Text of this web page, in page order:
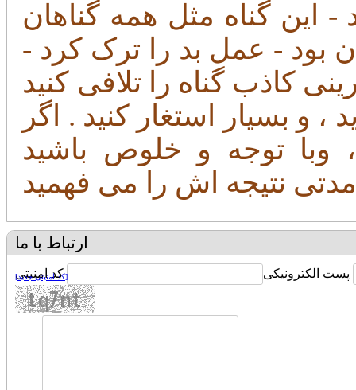
- این گناه مثل همه گناهان
بود - عمل بد را ترک کرد -
کاذب گناه را تلافی کنید
، و بسیار استغار کنید . اگر
، وبا توجه و خلوص باشید
ارتباط با ما
پست الکترونیکی کد امنیتی[کد امنیتی جدید]